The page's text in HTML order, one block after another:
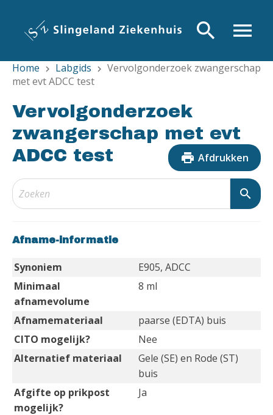
inhoud
gaan
menu
search
Home chevron_right Labgids chevron_right Vervolgonderzoek zwangerschap
met evt ADCC test
Vervolgonderzoek
zwangerschap met evt
ADCC test
print Afdrukken
search
Afname-informatie
Synoniem
E905, ADCC
Minimaal
afnamevolume
8 ml
Afnamemateriaal
paarse (EDTA) buis
CITO mogelijk?
Nee
Alternatief materiaal
Gele (SE) en Rode (ST)
buis
Afgifte op prikpost
mogelijk?
Ja